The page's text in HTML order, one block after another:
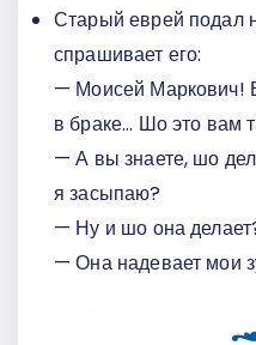
Старый еврей подал
спрашивает его:
— Моисей Маркович!
в браке... Шо это вам
— А вы знаете, шо
я засыпаю?
— Ну и шо она
— Она надевает мои